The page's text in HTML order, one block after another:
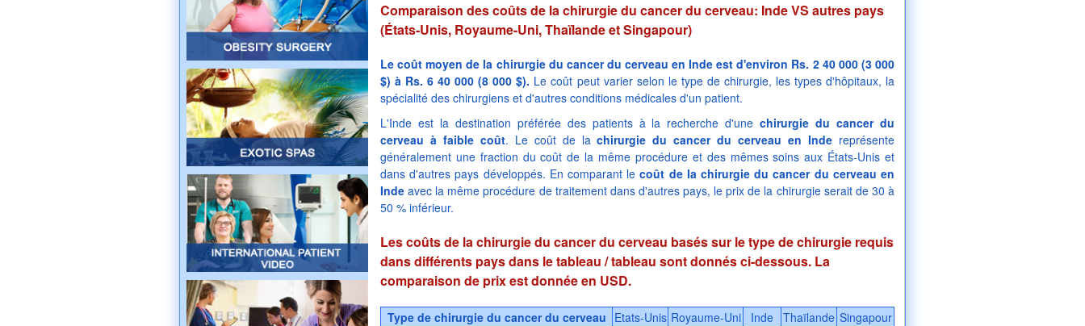
Comparaison des coûts de la chirurgie du cancer du cerveau: Inde VS autres pays
(États-Unis, Royaume-Uni, Thaïlande et Singapour)
Le coût moyen de la chirurgie du cancer du cerveau en Inde est d'environ Rs. 2 40 000 (3 000
$) à Rs. 6 40 000 (8 000 $). Le coût peut varier selon le type de chirurgie, les types d'hôpitaux, la
spécialité des chirurgiens et d'autres conditions médicales d'un patient.
L'Inde est la destination préférée des patients à la recherche d'unechirurgie du cancer du
cerveau à faible coût. Le coût de lachirurgie du cancer du cerveau en Inde représente
généralement une fraction du coût de la même procédure et des mêmes soins aux États-Unis et
dans d'autres pays développés. En comparant lecoût de la chirurgie du cancer du cerveau en
Inde avec la même procédure de traitement dans d'autres pays, le prix de la chirurgie serait de 30 à
50 % inférieur.
Les coûts de la chirurgie du cancer du cerveau basés sur le type de chirurgie requis
dans différents pays dans le tableau / tableau sont donnés ci-dessous. La
comparaison de prix est donnée en USD.
Type de chirurgie du cancer du cerveau Etats-Unis Royaume-Uni Inde Thaïlande Singapour